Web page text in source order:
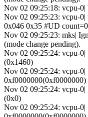
Nov 02 09:25:18: vcpu-
Nov 02 09:25:23: vcpu-0|
0x046 0x35 #UD count=0
Nov 02 09:25:23: mks|
(mode change pending).
Nov 02 09:25:24: vcpu-
(0x1460)
Nov 02 09:25:24: vcpu-
0xf0000000(0xf0000000)
Nov 02 09:25:24: vcpu-
(0x0)
Nov 02 09:25:24: vcpu-